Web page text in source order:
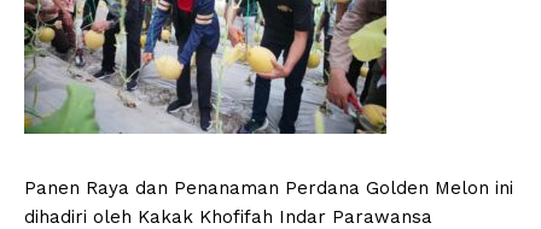
Panen Raya dan Penanaman Perdana Golden Melon ini
dihadiri oleh Kakak Khofifah Indar Parawansa